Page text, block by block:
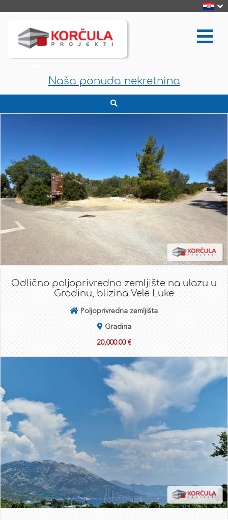
Naša ponuda nekretnina
Odlično poljoprivredno zemljište na ulazu u
Gradinu, blizina Vele Luke
Poljoprivredna zemljišta
Gradina
20,000.00 €